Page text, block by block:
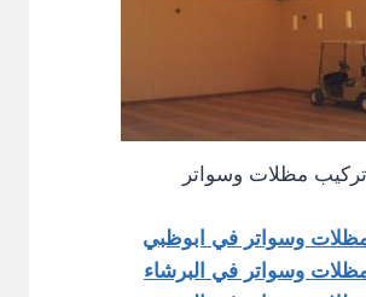
مظلات وسواتر
وسواتر في ابوظبي
وسواتر في البرشاء